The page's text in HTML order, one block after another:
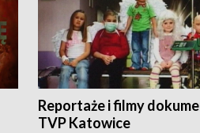
Reportaże i filmy
TVP Katowice